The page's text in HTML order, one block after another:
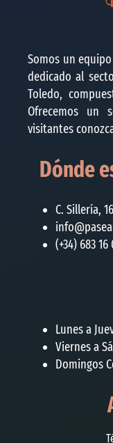
Somos un
dedicado al
Toledo,
Ofrecemos un
visitantes
Dónde
C. Sillería,
(+34) 683 16
Lunes a
Viernes a
Domingos